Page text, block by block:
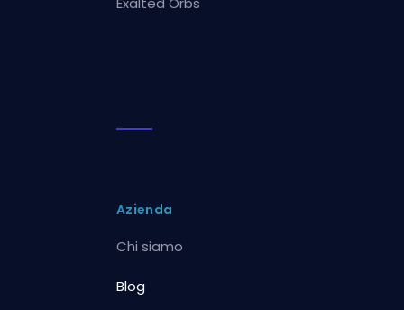
Azienda
Chi siamo
Blog